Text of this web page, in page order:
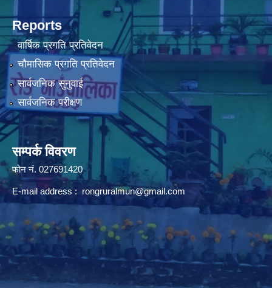
Reports
वार्षिक प्रगति प्रतिवेदन
चौमासिक प्रगति प्रतिवेदन
सार्वजनिक सुनुवाई
सार्वजनिक परीक्षण
सम्पर्क विवरण
फोन न‌ं. 027691420
E-mail address : rongruralmun@gmail.com